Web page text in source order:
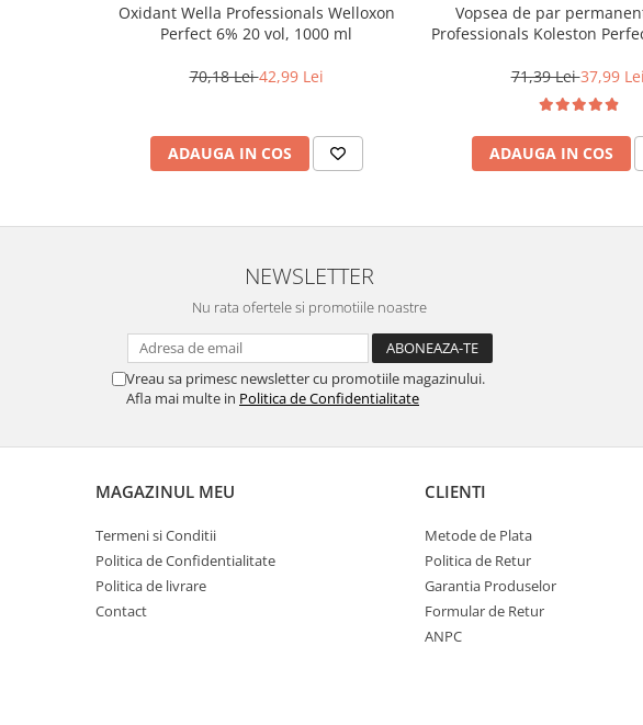
Oxidant Wella Professionals Welloxon
Perfect 6% 20 vol, 1000 ml
70,18 Lei42,99 Lei
ADAUGA IN COS
Vopsea de par
Professionals Koleston
71,39 Lei37,99 Lei
ADAUGA IN COS
NEWSLETTER
Nu rata ofertele si promotiile noastre
Vreau sa primesc newsletter cu promotiile magazinului.
Afla mai multe in Politica de Confidentialitate
MAGAZINUL MEU
Termeni si Conditii
Politica de Confidentialitate
Politica de livrare
Contact
CLIENTI
Metode de Plata
Politica de Retur
Garantia Produselor
Formular de Retur
ANPC